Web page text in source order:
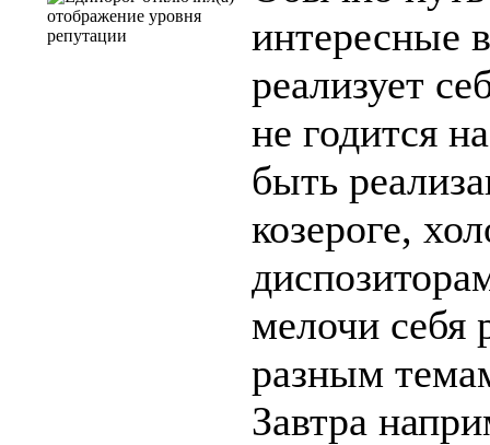
интересные
реализует
не годится
быть
козероге,
мелочи
разным
Завтра